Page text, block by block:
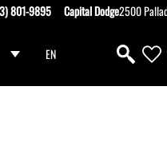
801-9895 Capital Dodge2500
EN